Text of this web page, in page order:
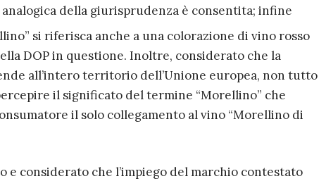
della giurisprudenza è consentita; infine
si riferisca anche a una colorazione di vino rosso
DOP in questione. Inoltre, considerato che la
all’intero territorio dell’Unione europea, non tutto
il significato del termine “Morellino” che
il solo collegamento al vino “Morellino di
e considerato che l’impiego del marchio contestato